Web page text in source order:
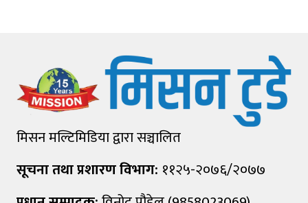
मिसन मल्टिमिडिया द्वारा सञ्चालित
सूचना तथा प्रशारण विभाग: ११२५-२०७६/२०७७